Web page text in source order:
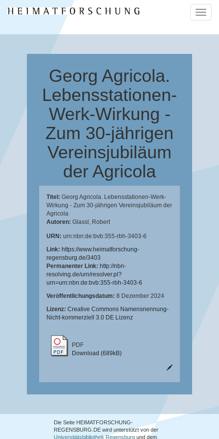
ein-/
Georg Agricola.
Lebensstationen-
Werk-Wirkung -
Zum 30-jährigen
Vereinsjubiläum
der Agricola
Titel: Georg Agricola. Lebensstationen-Werk-
Wirkung - Zum 30-jährigen Vereinsjubiläum der
Agricola
Autoren: Glassl, Robert
URN: urn:nbn:de:bvb:355-rbh-3403-6
Link: https://www.heimatforschung-
regensburg.de/3403
Permanenter Link: http://nbn-
resolving.de/urn/resolver.pl?
urn=urn:nbn:de:bvb:355-rbh-3403-6
Veröffentlichungsdatum: 8 Dezember 2024
Lizenz: Creative Commons Namensnennung-
Nicht-kommerziell 3.0 DE Lizenz
PDF
Download (689kB)
Die Seite HEIMATFORSCHUNG-
REGENSBURG.DE wird unterstützt von der
Universitätsbibliothek Regensburg und dem